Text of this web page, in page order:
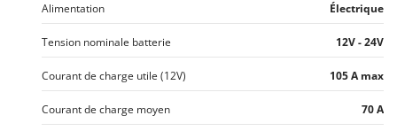
Vêtements de Sécurité
Vibroculteurs à tracteur
M.A.I.BO.
Macom
Macte Ovens
Makita
Alimentation Électrique
Tension nominale batterie 12V - 24V
Courant de charge utile (12V) 105 A max
Courant de charge moyen 70 A